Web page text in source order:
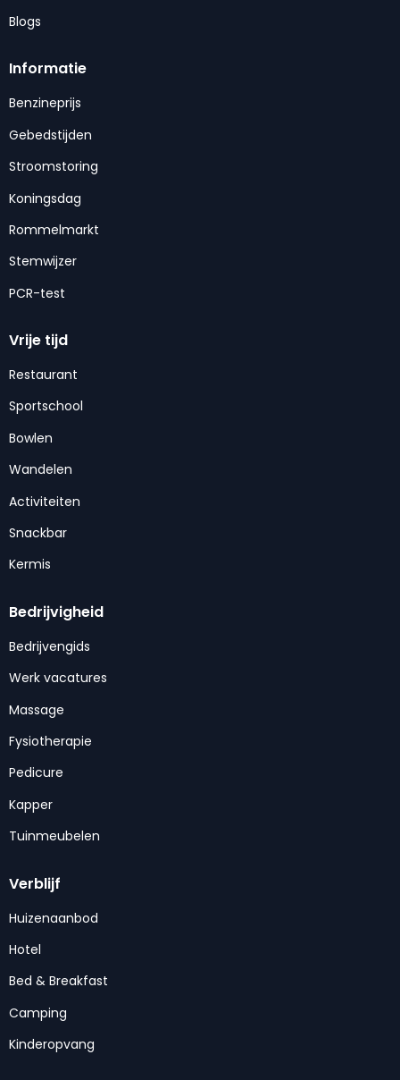
Blogs
Informatie
Benzineprijs
Gebedstijden
Stroomstoring
Koningsdag
Rommelmarkt
Stemwijzer
PCR-test
Vrije tijd
Restaurant
Sportschool
Bowlen
Wandelen
Activiteiten
Snackbar
Kermis
Bedrijvigheid
Bedrijvengids
Werk vacatures
Massage
Fysiotherapie
Pedicure
Kapper
Tuinmeubelen
Verblijf
Huizenaanbod
Hotel
Bed & Breakfast
Camping
Kinderopvang